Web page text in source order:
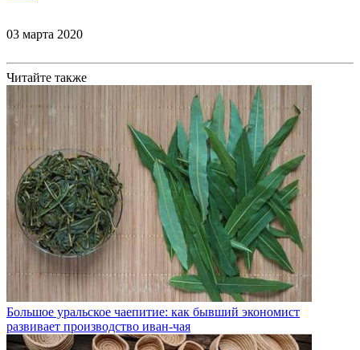
03 марта 2020
Читайте также
Большое уральское чаепитие: как бывший экономист
развивает производство иван-чая